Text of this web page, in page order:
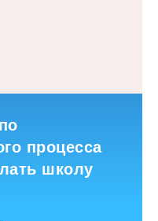
процесса
школу